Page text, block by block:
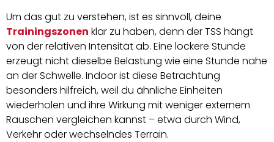
Um das gut zu verstehen, ist es sinnvoll, deine
Trainingszonen klar zu haben, denn der TSS hängt
von der relativen Intensität ab. Eine lockere Stunde
erzeugt nicht dieselbe Belastung wie eine Stunde nahe
an der Schwelle. Indoor ist diese Betrachtung
besonders hilfreich, weil du ähnliche Einheiten
wiederholen und ihre Wirkung mit weniger externem
Rauschen vergleichen kannst – etwa durch Wind,
Verkehr oder wechselndes Terrain.